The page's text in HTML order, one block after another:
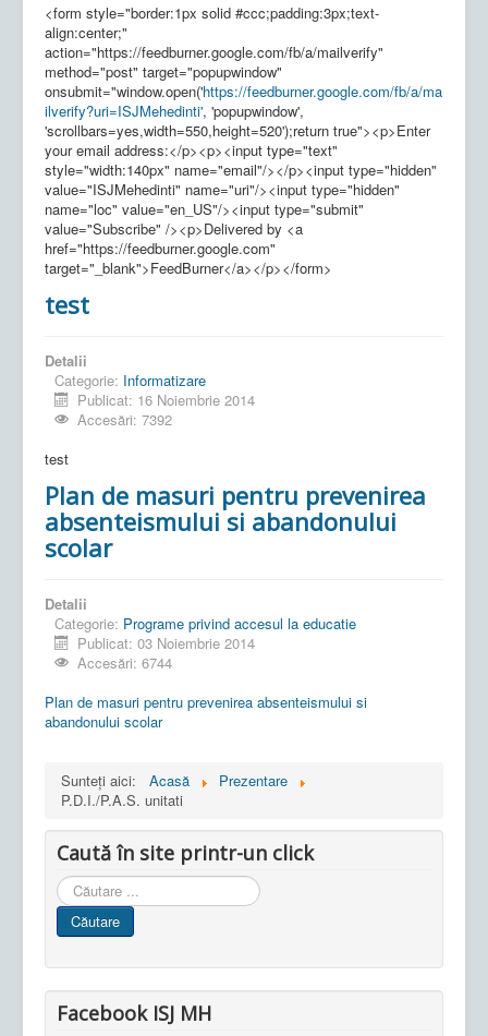
<form style="border:1px solid #ccc;padding:3px;text-
align:center;"
action="https://feedburner.google.com/fb/a/mailverify"
method="post" target="popupwindow"
onsubmit="window.open('https://feedburner.google.com/fb/a/ma
ilverify?uri=ISJMehedinti', 'popupwindow',
'scrollbars=yes,width=550,height=520');return true"><p>Enter
your email address:</p><p><input type="text"
style="width:140px" name="email"/></p><input type="hidden"
value="ISJMehedinti" name="uri"/><input type="hidden"
name="loc" value="en_US"/><input type="submit"
value="Subscribe" /><p>Delivered by <a
href="https://feedburner.google.com"
target="_blank">FeedBurner</a></p></form>
test
Detalii
Categorie: Informatizare
Publicat: 16 Noiembrie 2014
Accesări: 7392
test
Plan de masuri pentru prevenirea
absenteismului si abandonului
scolar
Detalii
Categorie: Programe privind accesul la educatie
Publicat: 03 Noiembrie 2014
Accesări: 6744
Plan de masuri pentru prevenirea absenteismului si
abandonului scolar
Sunteți aici: Acasă
Prezentare
P.D.I./P.A.S. unitati
Caută în site printr-un click
Cauta
in
site
Căutare
Facebook ISJ MH